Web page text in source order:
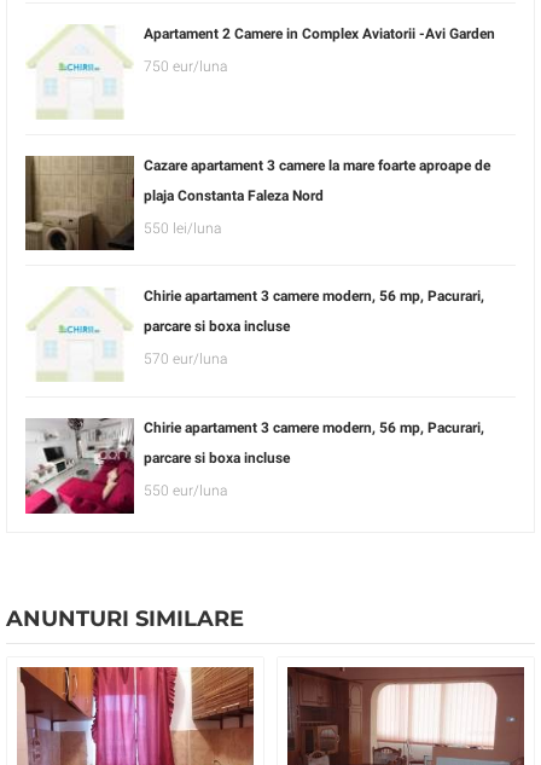
Apartament 2 Camere in Complex Aviatorii -Avi Garden
750 eur/luna
Cazare apartament 3 camere la mare foarte aproape de
plaja Constanta Faleza Nord
550 lei/luna
Chirie apartament 3 camere modern, 56 mp, Pacurari,
parcare si boxa incluse
570 eur/luna
Chirie apartament 3 camere modern, 56 mp, Pacurari,
parcare si boxa incluse
550 eur/luna
ANUNTURI SIMILARE